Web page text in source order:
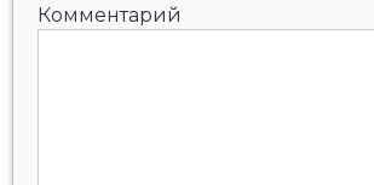
Комментарий